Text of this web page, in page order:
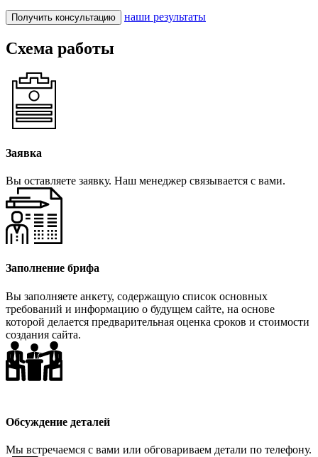
Получить консультацию наши результаты
Схема работы
Заявка
Вы оставляете заявку. Наш менеджер связывается с вами.
Заполнение брифа
Вы заполняете анкету, содержащую список основных
требований и информацию о будущем сайте, на основе
которой делается предварительная оценка сроков и стоимости
создания сайта.
Обсуждение деталей
Мы встречаемся с вами или обговариваем детали по телефону.